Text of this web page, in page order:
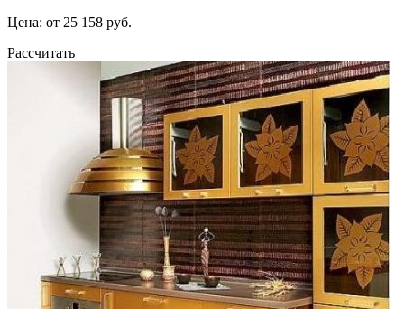
Цена: от 25 158 руб.
Рассчитать